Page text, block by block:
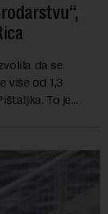
da se
više od 1,3
To je